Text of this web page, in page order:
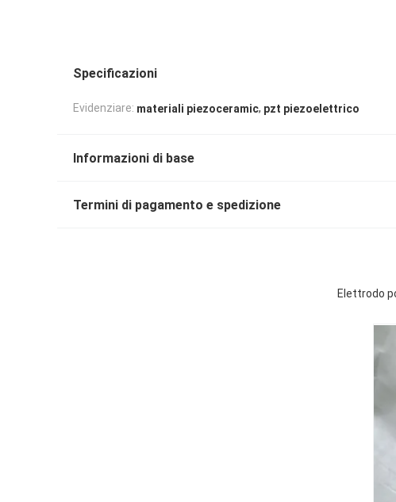
Specificazioni
Evidenziare: materiali piezoceramic, pzt piezoelettrico
Informazioni di base
Termini di pagamento e spedizione
Elettrodo